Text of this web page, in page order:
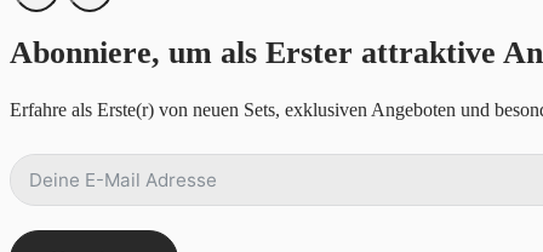
Abonniere, um als Erster attraktive
Erfahre als Erste(r) von neuen Sets, exklusiven Angeboten und